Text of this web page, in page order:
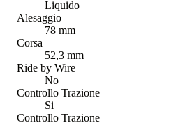
Liquido
Alesaggio
78 mm
Corsa
52,3 mm
Ride by Wire
No
Controllo Trazione
Si
Controllo Trazione